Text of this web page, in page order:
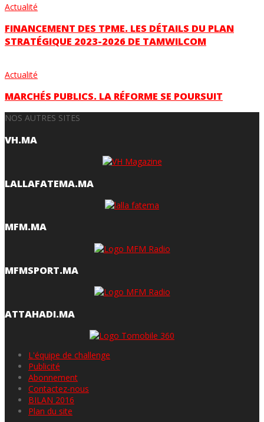
Actualité
FINANCEMENT DES TPME. LES DÉTAILS DU PLAN
STRATÉGIQUE 2023-2026 DE TAMWILCOM
Actualité
MARCHÉS PUBLICS. LA RÉFORME SE POURSUIT
NOS AUTRES SITES
VH.MA
LALLAFATEMA.MA
MFM.MA
MFMSPORT.MA
ATTAHADI.MA
L'équipe de challenge
Publicité
Abonnement
Contactez-nous
BILAN 2016
Plan du site